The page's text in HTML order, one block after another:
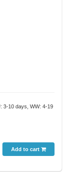
3-10 days, WW: 4-19
Add to cart